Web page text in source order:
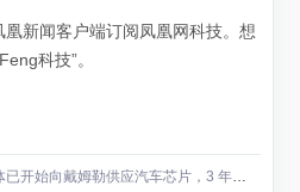
新闻客户端订阅凤凰网科技。想
科技”。
始向戴姆勒供应汽车芯片，3 年前布局研发